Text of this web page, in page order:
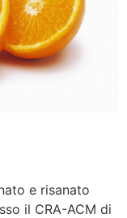
e risanato
il CRA-ACM di